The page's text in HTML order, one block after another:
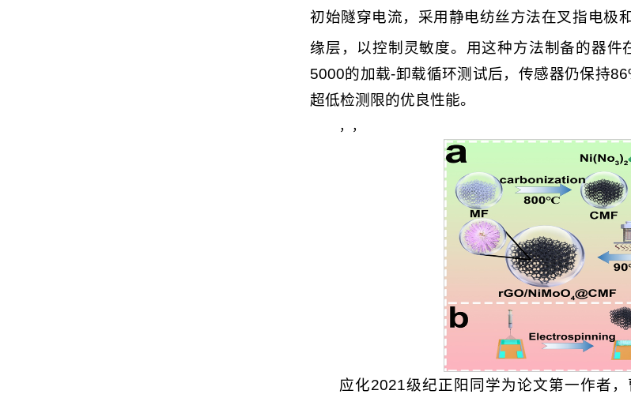
初始隧穿电流，采用静电纺丝方法在叉指电极
缘层，以控制灵敏度。用这种方法制备的器
5000的加载-卸载循环测试后，传感器仍保持
超低检测限的优良性能。
，，
应化2021级纪正阳同学为论文第一作者